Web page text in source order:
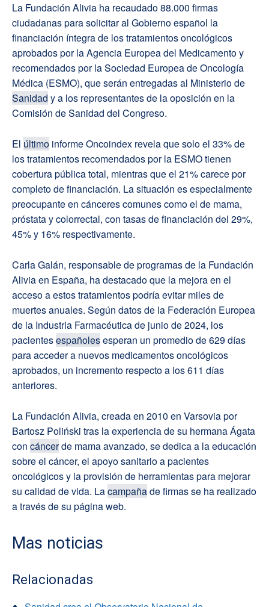
La Fundación Alivia ha recaudado 88.000 firmas
ciudadanas para solicitar al Gobierno español la
financiación íntegra de los tratamientos oncológicos
aprobados por la Agencia Europea del Medicamento y
recomendados por la Sociedad Europea de Oncología
Médica (ESMO), que serán entregadas al Ministerio de
Sanidad y a los representantes de la oposición en la
Comisión de Sanidad del Congreso.
El último informe Oncoindex revela que solo el 33% de
los tratamientos recomendados por la ESMO tienen
cobertura pública total, mientras que el 21% carece por
completo de financiación. La situación es especialmente
preocupante en cánceres comunes como el de mama,
próstata y colorrectal, con tasas de financiación del 29%,
45% y 16% respectivamente.
Carla Galán, responsable de programas de la Fundación
Alivia en España, ha destacado que la mejora en el
acceso a estos tratamientos podría evitar miles de
muertes anuales. Según datos de la Federación Europea
de la Industria Farmacéutica de junio de 2024, los
pacientesespañolesesperan un promedio de 629 días
para acceder a nuevos medicamentos oncológicos
aprobados, un incremento respecto a los 611 días
anteriores.
La Fundación Alivia, creada en 2010 en Varsovia por
Bartosz Poliński tras la experiencia de su hermana Ágata
con cáncerde mama avanzado, se dedica a la educación
sobre el cáncer, el apoyo sanitario a pacientes
oncológicos y la provisión de herramientas para mejorar
su calidad de vida. Lacampañade firmas se ha realizado
a través de su página web.
Mas noticias
Relacionadas